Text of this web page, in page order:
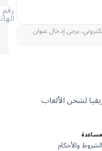
الهاتف
يرجى إدخال عنوان
الألعاب
والأحكام